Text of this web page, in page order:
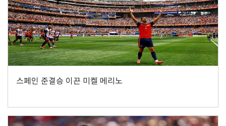
스페인 준결승 이끈 미켈 메리노